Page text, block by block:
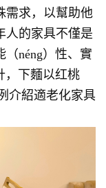
需求，以幫助他
人的家具不僅是
néng）性、實
，下麵以红桃
介紹適老化家具